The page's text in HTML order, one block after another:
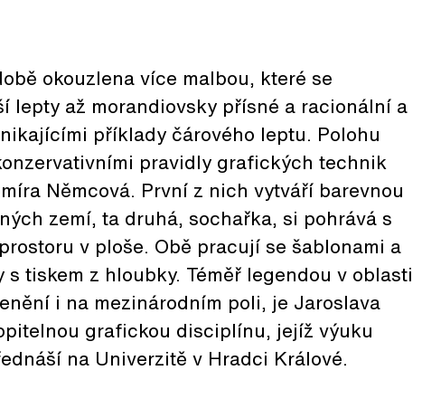
okouzlena více malbou, které se
lepty až morandiovsky přísné a racionální a
příklady čárového leptu. Polohu
pravidly grafických technik
Němcová. První z nich vytváří barevnou
zemí, ta druhá, sochařka, si pohrává s
v ploše. Obě pracují se šablonami a
tiskem z hloubky. Téměř legendou v oblasti
i na mezinárodním poli, je Jaroslava
grafickou disciplínu, jejíž výuku
na Univerzitě v Hradci Králové.